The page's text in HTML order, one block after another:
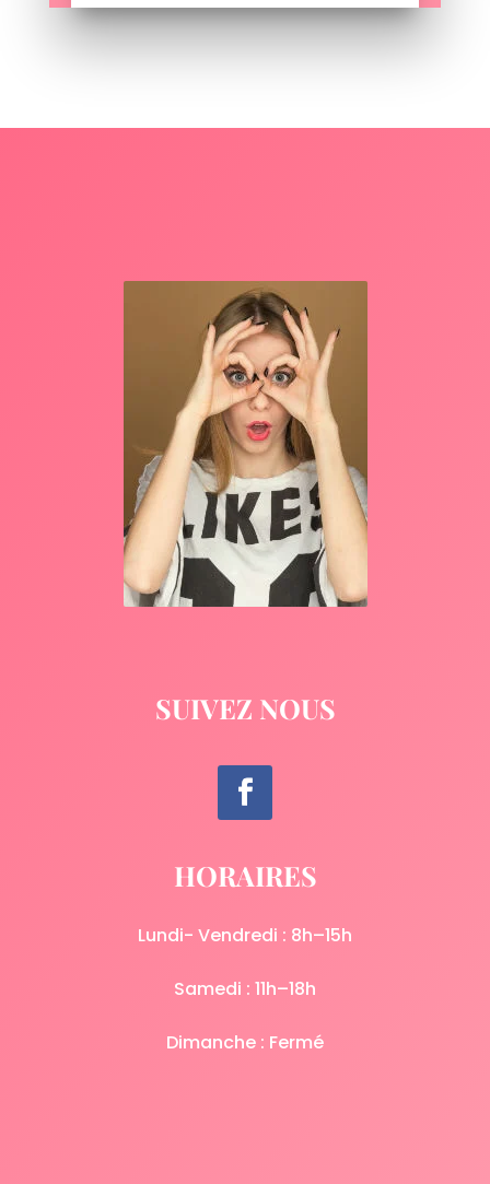
SUIVEZ NOUS
HORAIRES
Lundi- Vendredi : 8h–15h
Samedi : 11h–18h
Dimanche : Fermé